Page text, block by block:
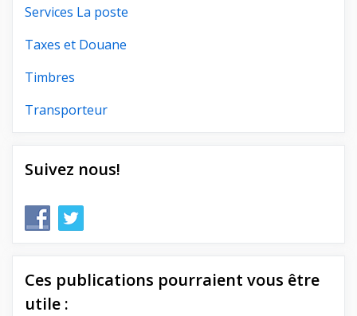
Services La poste
Taxes et Douane
Timbres
Transporteur
Suivez nous!
Ces publications pourraient vous être
utile :